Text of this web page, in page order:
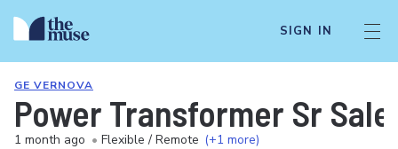
SIGN IN
GE VERNOVA
Power Transformer Sr
1 month ago • Flexible / Remote (+1 more)